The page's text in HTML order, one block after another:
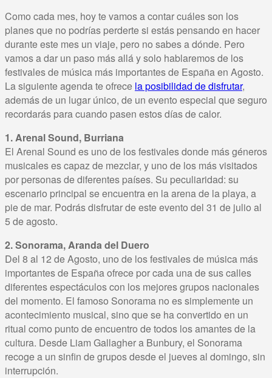
Como cada mes, hoy te vamos a contar cuáles son los
planes que no podrías perderte si estás pensando en hacer
durante este mes un viaje, pero no sabes a dónde. Pero
vamos a dar un paso más allá y solo hablaremos de los
festivales de música más importantes de España en Agosto.
La siguiente agenda te ofrece la posibilidad de disfrutar,
además de un lugar único, de un evento especial que seguro
recordarás para cuando pasen estos días de calor.
1. Arenal Sound, Burriana
El Arenal Sound es uno de los festivales donde más géneros
musicales es capaz de mezclar, y uno de los más visitados
por personas de diferentes países. Su peculiaridad: su
escenario principal se encuentra en la arena de la playa, a
pie de mar. Podrás disfrutar de este evento del 31 de julio al
5 de agosto.
2. Sonorama, Aranda del Duero
Del 8 al 12 de Agosto, uno de los festivales de música más
importantes de España ofrece por cada una de sus calles
diferentes espectáculos con los mejores grupos nacionales
del momento. El famoso Sonorama no es simplemente un
acontecimiento musical, sino que se ha convertido en un
ritual como punto de encuentro de todos los amantes de la
cultura. Desde Liam Gallagher a Bunbury, el Sonorama
recoge a un sinfin de grupos desde el jueves al domingo, sin
interrupción.